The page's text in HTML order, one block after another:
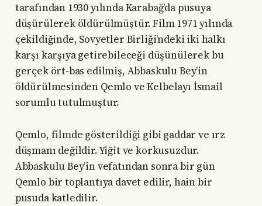
tarafından 1930 yılında Karabağ’da pusuya
düşürülerek öldürülmüştür. Film 1971 yılında
çekildiğinde, Sovyetler Birliği’ndeki iki halkı
karşı karşıya getirebileceği düşünülerek bu
gerçek ört-bas edilmiş, Abbaskulu Bey’in
öldürülmesinden Qemlo ve Kelbelayı İsmail
sorumlu tutulmuştur.
Qemlo, filmde gösterildiği gibi gaddar ve ırz
düşmanı değildir. Yiğit ve korkusuzdur.
Abbaskulu Bey’in vefatından sonra bir gün
Qemlo bir toplantıya davet edilir, hain bir
pusuda katledilir.